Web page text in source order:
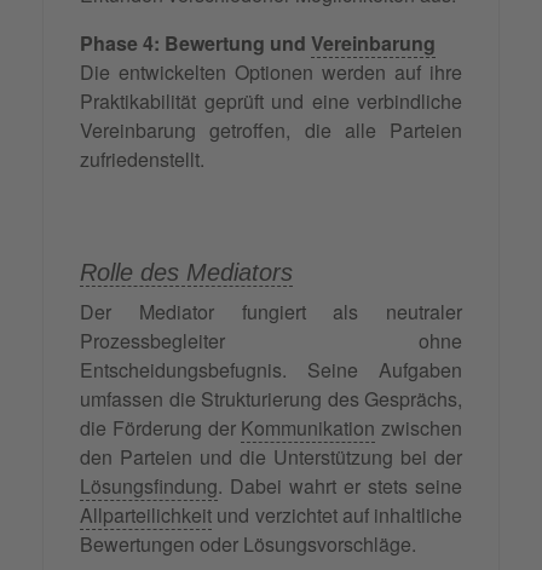
Phase 4: Bewertung und Vereinbarung
Die entwickelten Optionen werden auf ihre
Praktikabilität geprüft und eine verbindliche
Vereinbarung getroffen, die alle Parteien
zufriedenstellt.
Rolle des Mediators
Der Mediator fungiert als neutraler
Prozessbegleiter ohne
Entscheidungsbefugnis. Seine Aufgaben
umfassen die Strukturierung des Gesprächs,
die Förderung der Kommunikation zwischen
den Parteien und die Unterstützung bei der
Lösungsfindung. Dabei wahrt er stets seine
Allparteilichkeit und verzichtet auf inhaltliche
Bewertungen oder Lösungsvorschläge.